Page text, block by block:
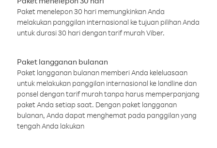
Paket menelepon 30 hari memungkinkan Anda
melakukan panggilan internasional ke tujuan pilihan Anda
untuk durasi 30 hari dengan tarif murah Viber.
Paket langganan bulanan
Paket langganan bulanan memberi Anda keleluasaan
untuk melakukan panggilan internasional ke landline dan
ponsel dengan tarif murah tanpa harus memperpanjang
paket Anda setiap saat. Dengan paket langganan
bulanan, Anda dapat menghemat pada panggilan yang
tengah Anda lakukan